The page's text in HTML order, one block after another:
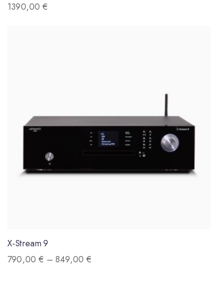
1390,00€
X-Stream 9
790,00€ –849,00€